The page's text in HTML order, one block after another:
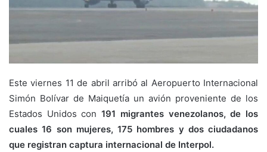
Este viernes 11 de abril arribó al Aeropuerto Internacional
Simón Bolívar de Maiquetía un avión proveniente de los
Estados Unidos con191 migrantes venezolanos, de los
cuales 16 son mujeres, 175 hombres y dos ciudadanos
que registran captura internacional de Interpol.